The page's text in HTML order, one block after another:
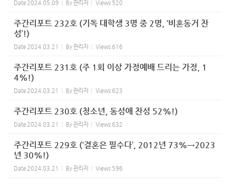
Date 2024.05.09 By관리자 Views 520
주간리포트 232호 (기독 대학생 3명 중 2명, ‘비혼동거 찬
성’!)
Date 2024.03.21 By관리자 Views 616
주간리포트 231호 (주 1회 이상 가정예배 드리는 가정, 1
4%!)
Date 2024.03.21 By관리자 Views 623
주간리포트 230호 (청소년, 동성애 찬성 52%!)
Date 2024.03.21 By관리자 Views 632
주간리포트 229호 (‘결혼은 필수다’, 2012년 73%→2023
년 30%!)
Date 2024.03.21 By관리자 Views 596